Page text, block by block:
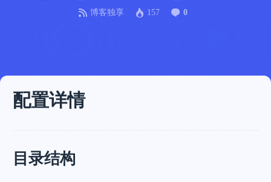
博客独享
157 0
配置详情
目录结构